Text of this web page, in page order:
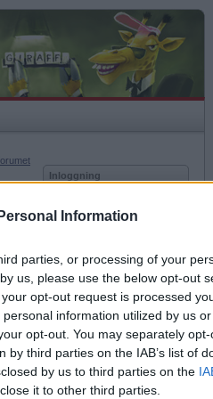
Information
parties, or processing of your
us, please use the below opt-out
opt-out request is processed
information utilized by us
opt-out. You may separately
third parties on the IAB’s list of
by us to third parties on the
it to other third parties.
sida »
08:24
Inloggning
Kom ihåg mig
Glömt ditt lösenord?
Få ny aktiveringslänk
Betapet är gratis!